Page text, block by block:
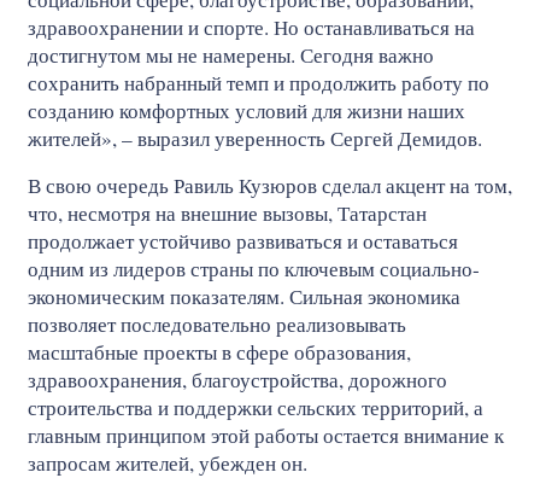
здравоохранении и спорте. Но останавливаться на
достигнутом мы не намерены. Сегодня важно
сохранить набранный темп и продолжить работу по
созданию комфортных условий для жизни наших
жителей», – выразил уверенность Сергей Демидов.
В свою очередь Равиль Кузюров сделал акцент на том,
что, несмотря на внешние вызовы, Татарстан
продолжает устойчиво развиваться и оставаться
одним из лидеров страны по ключевым социально-
экономическим показателям. Сильная экономика
позволяет последовательно реализовывать
масштабные проекты в сфере образования,
здравоохранения, благоустройства, дорожного
строительства и поддержки сельских территорий, а
главным принципом этой работы остается внимание к
запросам жителей, убежден он.